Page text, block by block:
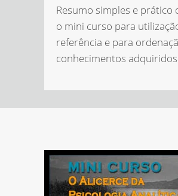
Resumo simples e prático
o mini curso para
referência e para
conhecimentos